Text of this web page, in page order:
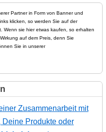
Partner in Form von Banner und
klicken, so werden Sie auf der
Wenn sie hier etwas kaufen, so erhalten
auf dem Preis, denn Sie
Sie in unserer
Zusammenarbeit mit
Produkte oder